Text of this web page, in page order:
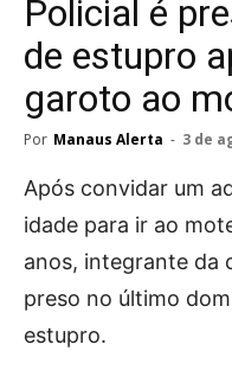
Policial é
de estupro
garoto ao
Por Manaus Alerta - 3 de
Após convidar um
idade para ir ao
anos, integrante da
preso no último
estupro.